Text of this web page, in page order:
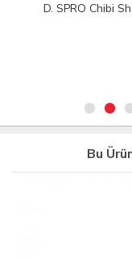
D. SPRO Chibi
Bu